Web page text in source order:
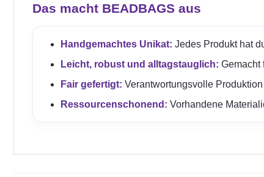
Das macht BEADBAGS aus
Handgemachtes Unikat: Jedes Produkt hat
Leicht, robust und alltagstauglich: Gemacht
Fair gefertigt: Verantwortungsvolle
Ressourcenschonend: Vorhandene